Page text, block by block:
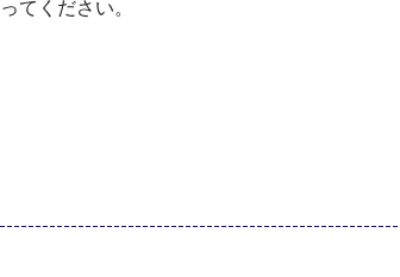
ってください。